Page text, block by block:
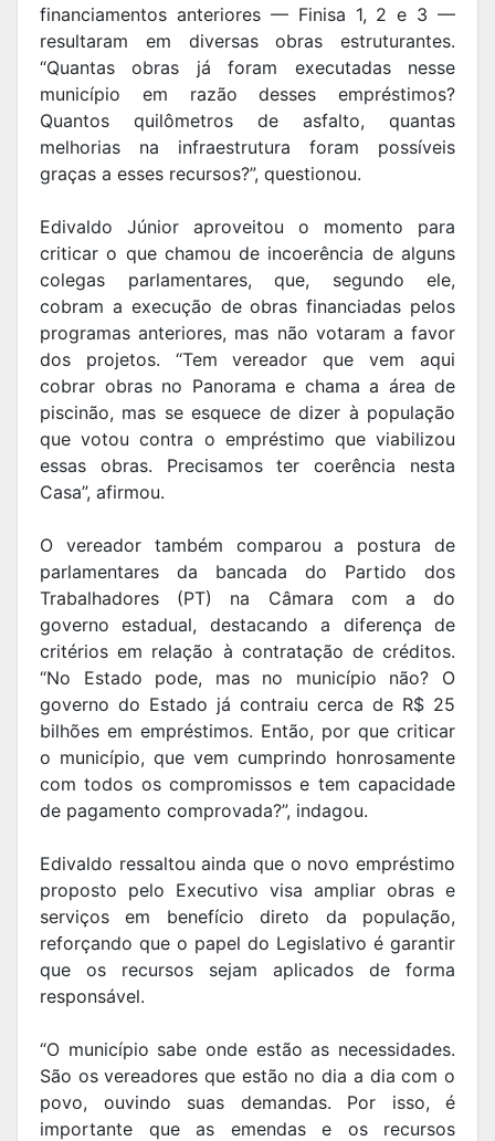
financiamentos anteriores — Finisa 1, 2 e 3 —
resultaram em diversas obras estruturantes.
“Quantas obras já foram executadas nesse
município em razão desses empréstimos?
Quantos quilômetros de asfalto, quantas
melhorias na infraestrutura foram possíveis
graças a esses recursos?”, questionou.
Edivaldo Júnior aproveitou o momento para
criticar o que chamou de incoerência de alguns
colegas parlamentares, que, segundo ele,
cobram a execução de obras financiadas pelos
programas anteriores, mas não votaram a favor
dos projetos. “Tem vereador que vem aqui
cobrar obras no Panorama e chama a área de
piscinão, mas se esquece de dizer à população
que votou contra o empréstimo que viabilizou
essas obras. Precisamos ter coerência nesta
Casa”, afirmou.
O vereador também comparou a postura de
parlamentares da bancada do Partido dos
Trabalhadores (PT) na Câmara com a do
governo estadual, destacando a diferença de
critérios em relação à contratação de créditos.
“No Estado pode, mas no município não? O
governo do Estado já contraiu cerca de R$ 25
bilhões em empréstimos. Então, por que criticar
o município, que vem cumprindo honrosamente
com todos os compromissos e tem capacidade
de pagamento comprovada?”, indagou.
Edivaldo ressaltou ainda que o novo empréstimo
proposto pelo Executivo visa ampliar obras e
serviços em benefício direto da população,
reforçando que o papel do Legislativo é garantir
que os recursos sejam aplicados de forma
responsável.
“O município sabe onde estão as necessidades.
São os vereadores que estão no dia a dia com o
povo, ouvindo suas demandas. Por isso, é
importante que as emendas e os recursos